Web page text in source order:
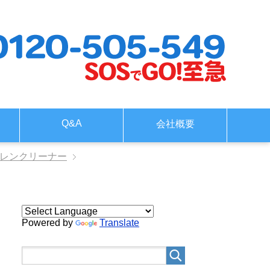
Q&A 会社概要
ンクリーナー
Powered by Translate